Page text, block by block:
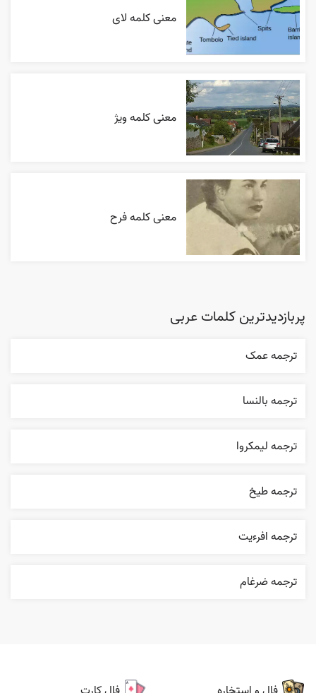
معنی کلمه لای
معنی کلمه ویژ
معنی کلمه فرح
پربازدیدترین کلمات عربی
ترجمه عمک
ترجمه بالنسا
ترجمه ليمکروا
ترجمه طيخ
ترجمه افرءيت
ترجمه ضرغام